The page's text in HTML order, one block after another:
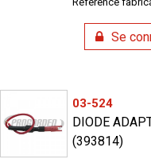
Se
03-524
DIODE
(393814)